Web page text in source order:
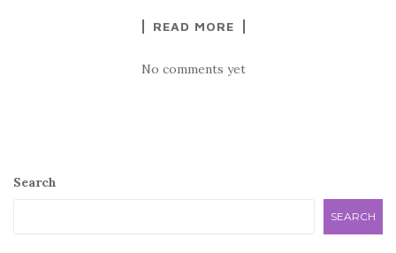
READ MORE
No comments yet
Search
SEARCH